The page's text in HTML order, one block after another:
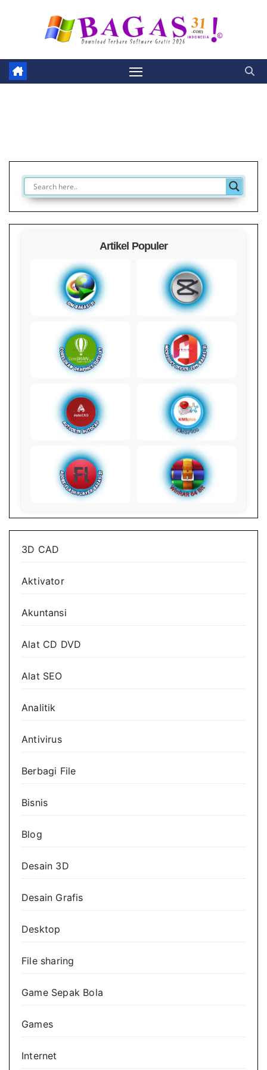
Artikel Populer
3D CAD
Aktivator
Akuntansi
Alat CD DVD
Alat SEO
Analitik
Antivirus
Berbagi File
Bisnis
Blog
Desain 3D
Desain Grafis
Desktop
File sharing
Game Sepak Bola
Games
Internet